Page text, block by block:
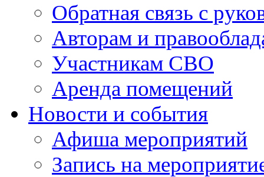
Обратная связь с
Авторам и
Участникам СВО
Аренда помещений
Новости и события
Афиша мероприятий
Запись на